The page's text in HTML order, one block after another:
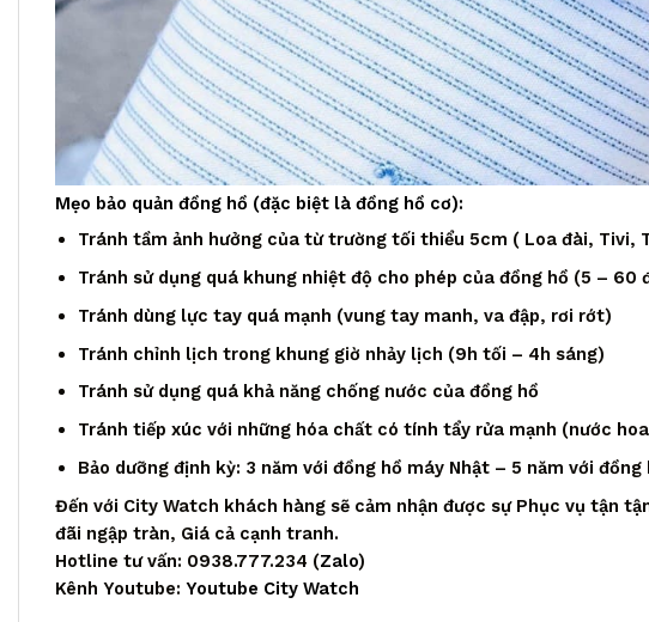
Mẹo bảo quản đồng hồ (đặc biệt là đồng hồ cơ):
Tránh tầm ảnh hưởng của từ trường tối thiểu 5cm ( Loa đài,
Tránh sử dụng quá khung nhiệt độ cho phép của đồng hồ (5 – 60
Tránh dùng lực tay quá mạnh (vung tay manh, va đập, rơi rớt)
Tránh chỉnh lịch trong khung giờ nhảy lịch (9h tối – 4h sáng)
Tránh sử dụng quá khả năng chống nước của đồng hồ
Tránh tiếp xúc với những hóa chất có tính tẩy rửa mạnh (nước
Bảo dưỡng định kỳ: 3 năm với đồng hồ máy Nhật – 5 năm với đồng
Đến với City Watch khách hàng sẽ cảm nhận được sự Phục vụ tận
đãi ngập tràn, Giá cả cạnh tranh.
Hotline tư vấn: 0938.777.234 (Zalo)
Kênh Youtube: Youtube City Watch